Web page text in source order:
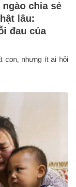
chia sẻ
lâu:
đau của
con, nhưng ít ai hỏi